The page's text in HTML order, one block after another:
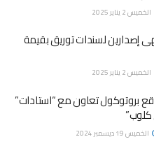
الخميس 2 يناير 2025
إصدارين لسندات توريق بقيمة
الخميس 2 يناير 2025
بروتوكول تعاون مع “استادات”
كلوب”
الخميس 19 ديسمبر 2024